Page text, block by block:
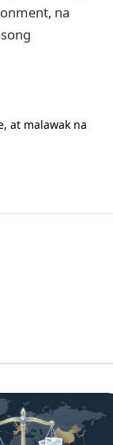
na
at malawak na